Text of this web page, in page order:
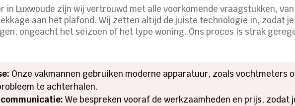
in Luxwoude zijn wij vertrouwd met alle voorkomende vraagstukken,
aan het plafond. Wij zetten altijd de juiste technologie in, zodat
ongeacht het seizoen of het type woning. Ons proces is strak
Onze vakmannen gebruiken moderne apparatuur, zoals vochtmeters
te achterhalen.
We bespreken vooraf de werkzaamheden en prijs,